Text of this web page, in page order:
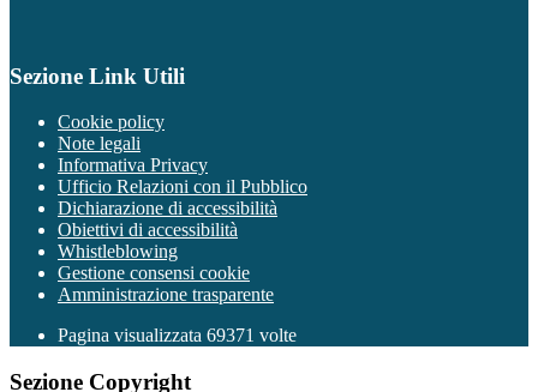
Sezione Link Utili
Cookie policy
Note legali
Informativa Privacy
Ufficio Relazioni con il Pubblico
Dichiarazione di accessibilità
Obiettivi di accessibilità
Whistleblowing
Gestione consensi cookie
Amministrazione trasparente
Pagina visualizzata 69371 volte
Sezione Copyright